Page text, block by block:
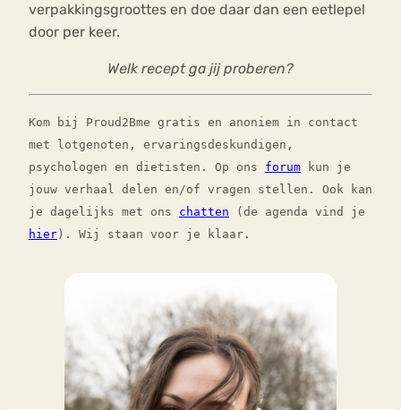
verpakkingsgroottes en doe daar dan een eetlepel
door per keer.
Welk recept ga jij proberen?
Kom bij Proud2Bme gratis en anoniem in contact
met lotgenoten, ervaringsdeskundigen,
psychologen en dietisten. Op ons forum kun je
jouw verhaal delen en/of vragen stellen. Ook kan
je dagelijks met ons chatten (de agenda vind je
hier ). Wij staan voor je klaar.